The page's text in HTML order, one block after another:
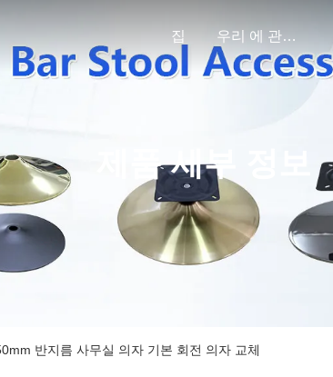
집 우리 에 관한 것
제품 세부 정보
반지름 사무실 의자 기본 회전 의자 교체